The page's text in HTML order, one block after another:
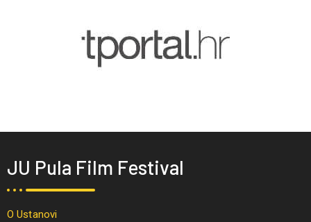
JU Pula Film Festival
O Ustanovi